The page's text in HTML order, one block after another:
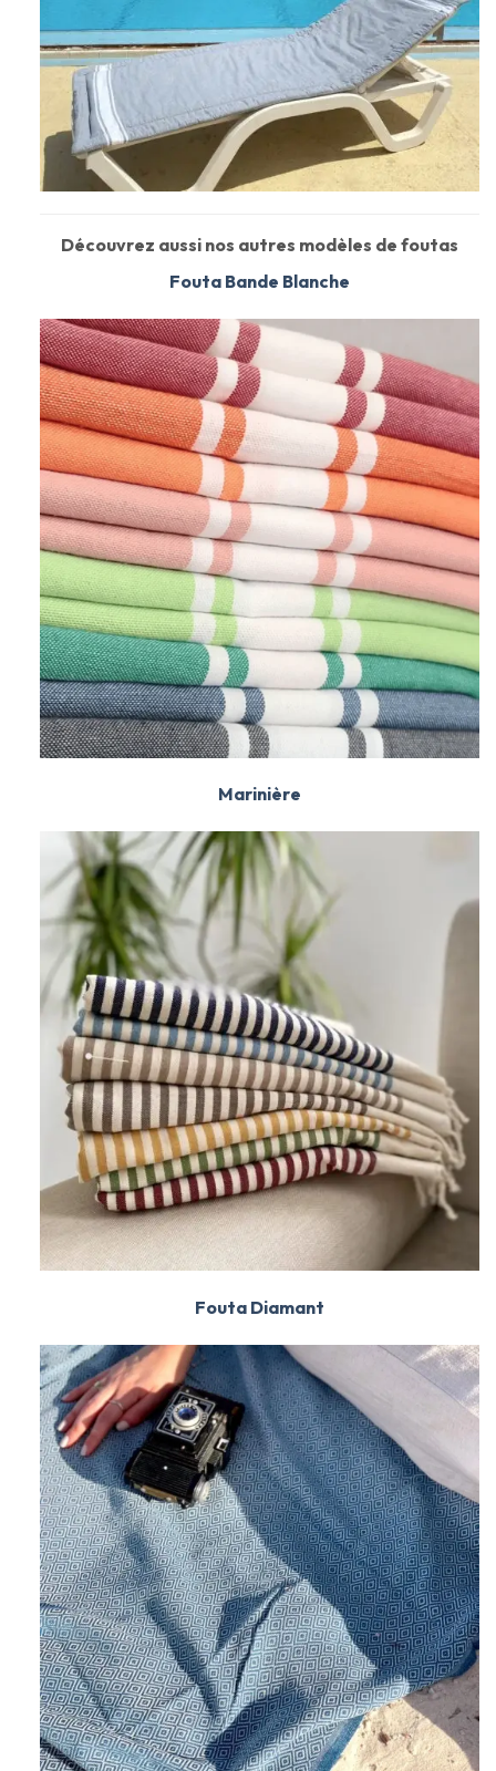
Découvrez aussi nos autres modèles de foutas
Fouta Bande Blanche
Marinière
Fouta Diamant